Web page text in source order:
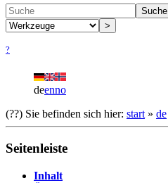
Suche
>
?
deenno
(??) Sie befinden sich hier: start » de
Seitenleiste
Inhalt